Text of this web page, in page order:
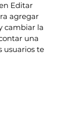
Editar
agregar
cambiar la
una
usuarios te